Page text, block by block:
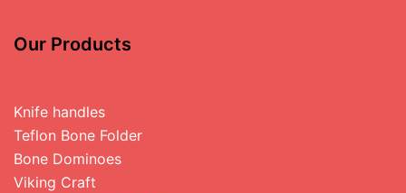
Our Products
Knife handles
Teflon Bone Folder
Bone Dominoes
Viking Craft